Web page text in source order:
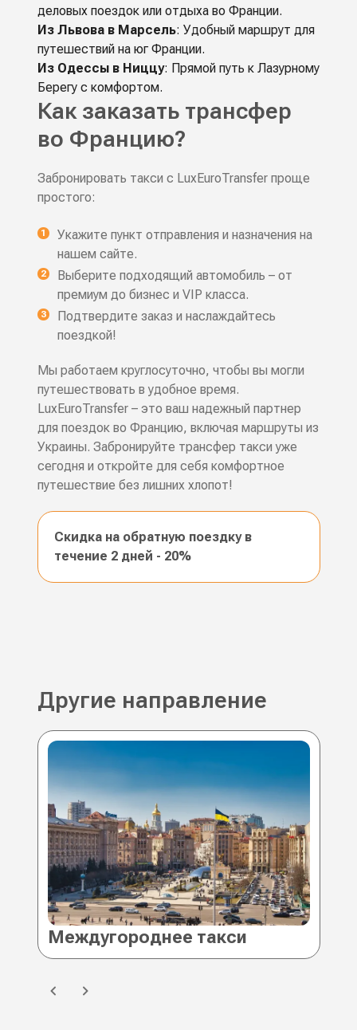
деловых поездок или отдыха во Франции.
Из Львова в Марсель: Удобный маршрут для
путешествий на юг Франции.
Из Одессы в Ниццу: Прямой путь к Лазурному
Берегу с комфортом.
Как заказать трансфер
во Францию?
Забронировать такси с LuxEuroTransfer проще
простого:
Укажите пункт отправления и назначения на
нашем сайте.
Выберите подходящий автомобиль – от
премиум до бизнес и VIP класса.
Подтвердите заказ и наслаждайтесь
поездкой!
Мы работаем круглосуточно, чтобы вы могли
путешествовать в удобное время.
LuxEuroTransfer – это ваш надежный партнер
для поездок во Францию, включая маршруты из
Украины. Забронируйте трансфер такси уже
сегодня и откройте для себя комфортное
путешествие без лишних хлопот!
Скидка на обратную поездку в
течение 2 дней - 20%
Другие направление
Междугороднее такси Киев